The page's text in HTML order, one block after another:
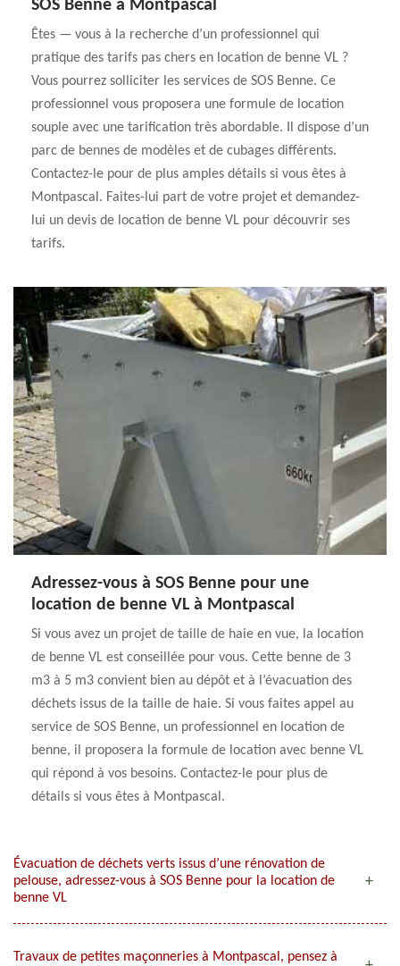
SOS Benne à Montpascal
Êtes — vous à la recherche d’un professionnel qui
pratique des tarifs pas chers en location de benne VL ?
Vous pourrez solliciter les services de SOS Benne. Ce
professionnel vous proposera une formule de location
souple avec une tarification très abordable. Il dispose d’un
parc de bennes de modèles et de cubages différents.
Contactez-le pour de plus amples détails si vous êtes à
Montpascal. Faites-lui part de votre projet et demandez-
lui un devis de location de benne VL pour découvrir ses
tarifs.
Adressez-vous à SOS Benne pour une
location de benne VL à Montpascal
Si vous avez un projet de taille de haie en vue, la location
de benne VL est conseillée pour vous. Cette benne de 3
m3 à 5 m3 convient bien au dépôt et à l’évacuation des
déchets issus de la taille de haie. Si vous faites appel au
service de SOS Benne, un professionnel en location de
benne, il proposera la formule de location avec benne VL
qui répond à vos besoins. Contactez-le pour plus de
détails si vous êtes à Montpascal.
Évacuation de déchets verts issus d’une rénovation de
pelouse, adressez-vous à SOS Benne pour la location de
benne VL
Travaux de petites maçonneries à Montpascal, pensez à